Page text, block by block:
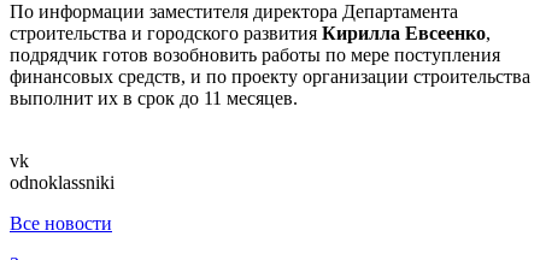
По информации заместителя директора Департамента
строительства и городского развития Кирилла Евсеенко,
подрядчик готов возобновить работы по мере поступления
финансовых средств, и по проекту организации строительства
выполнит их в срок до 11 месяцев.
vk
odnoklassniki
Все новости